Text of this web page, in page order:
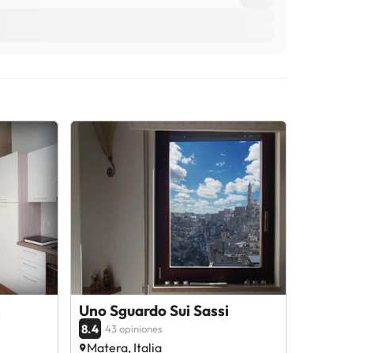
Uno Sguardo Sui Sassi
8.4 43 opiniones
Matera, Italia